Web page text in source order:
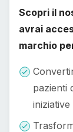
Scopri il
avrai
marchio
pazienti